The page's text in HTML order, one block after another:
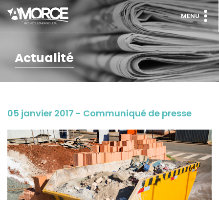
MENU
Actualité
05 janvier 2017 - Communiqué de presse